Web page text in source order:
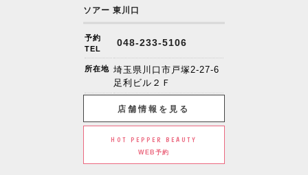
ソアー 東川口
予約
TEL
048-233-5106
所在地 埼玉県川口市戸塚2-27-6
足利ビル２Ｆ
店舗情報を見る
HOT PEPPER BEAUTY
WEB予約